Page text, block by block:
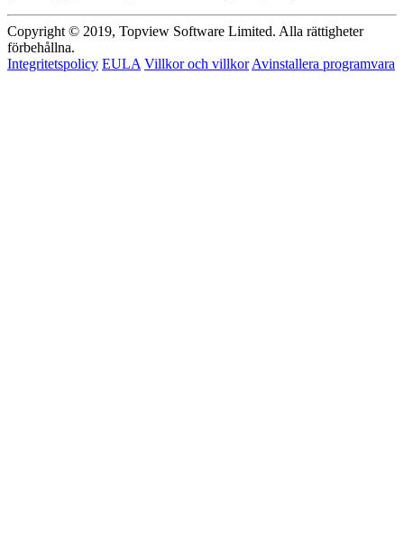
Copyright © 2019, Topview Software Limited. Alla rättigheter
förbehållna.
Integritetspolicy EULA Villkor och villkor Avinstallera programvara